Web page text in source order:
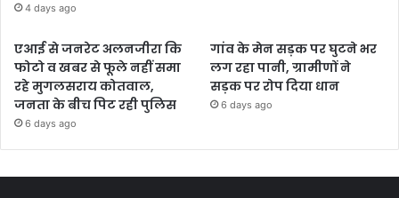
4 days ago
एआई से जनरेट अलनजीरा कि
फोटो व खबर से फूले नहीं समा
रहे मुगलसराय कोतवाल,
जनता के बीच पिट रही पुलिस
6 days ago
गांव के मेन सड़क पर घुटने भर
लग रहा पानी, ग्रामीणों ने
सड़क पर रोप दिया धान
6 days ago